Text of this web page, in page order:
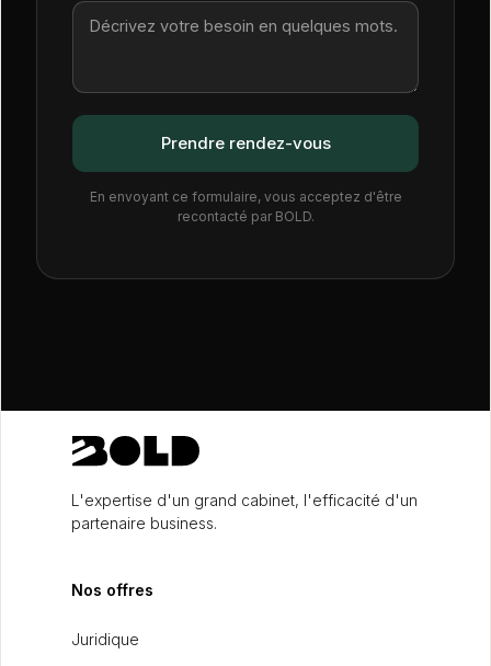
En envoyant ce formulaire, vous acceptez d'être
recontacté par BOLD.
L'expertise d'un grand cabinet, l'efficacité d'un
partenaire business.
Nos offres
Juridique